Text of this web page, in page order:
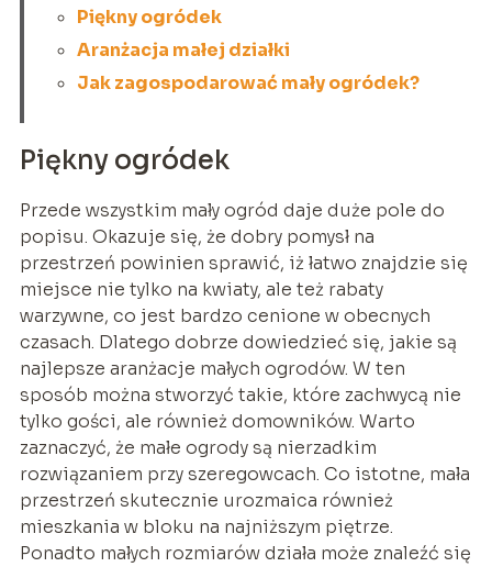
Piękny ogródek
Aranżacja małej działki
Jak zagospodarować mały ogródek?
Piękny ogródek
Przede wszystkim mały ogród daje duże pole do
popisu. Okazuje się, że dobry pomysł na
przestrzeń powinien sprawić, iż łatwo znajdzie się
miejsce nie tylko na kwiaty, ale też rabaty
warzywne, co jest bardzo cenione w obecnych
czasach. Dlatego dobrze dowiedzieć się, jakie są
najlepsze aranżacje małych ogrodów. W ten
sposób można stworzyć takie, które zachwycą nie
tylko gości, ale również domowników. Warto
zaznaczyć, że małe ogrody są nierzadkim
rozwiązaniem przy szeregowcach. Co istotne, mała
przestrzeń skutecznie urozmaica również
mieszkania w bloku na najniższym piętrze.
Ponadto małych rozmiarów działa może znaleźć się